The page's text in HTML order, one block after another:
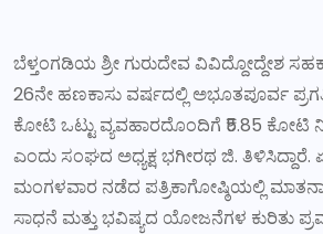
ಬೆಳ್ತಂಗಡಿಯ ಶ್ರೀ ಗುರುದೇವ ವಿವಿದ್ದೋದ್ದೇಶ
26ನೇ ಹಣಕಾಸು ವರ್ಷದಲ್ಲಿ ಅಭೂತಪೂರ್ವ ಪ್ರಗತಿ
ಕೋಟಿ ಒಟ್ಟು ವ್ಯವಹಾರದೊಂದಿಗೆ ₹5.85 ಕೋಟಿ
ಎಂದು ಸಂಘದ ಅಧ್ಯಕ್ಷ ಭಗೀರಥ ಜಿ. ತಿಳಿಸಿದ್ದಾರೆ.
ಮಂಗಳವಾರ ನಡೆದ ಪತ್ರಿಕಾಗೋಷ್ಠಿಯಲ್ಲಿ
ಸಾಧನೆ ಮತ್ತು ಭವಿಷ್ಯದ ಯೋಜನೆಗಳ ಕುರಿತು